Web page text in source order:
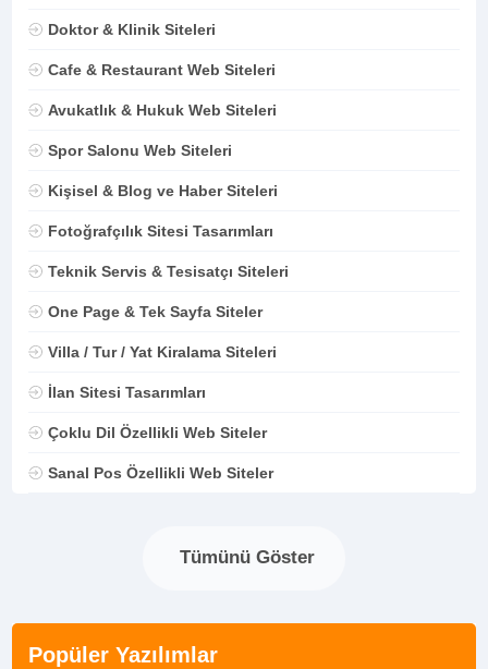
Doktor & Klinik Siteleri
Cafe & Restaurant Web Siteleri
Avukatlık & Hukuk Web Siteleri
Spor Salonu Web Siteleri
Kişisel & Blog ve Haber Siteleri
Fotoğrafçılık Sitesi Tasarımları
Teknik Servis & Tesisatçı Siteleri
One Page & Tek Sayfa Siteler
Villa / Tur / Yat Kiralama Siteleri
İlan Sitesi Tasarımları
Çoklu Dil Özellikli Web Siteler
Sanal Pos Özellikli Web Siteler
Tümünü Göster
Popüler Yazılımlar